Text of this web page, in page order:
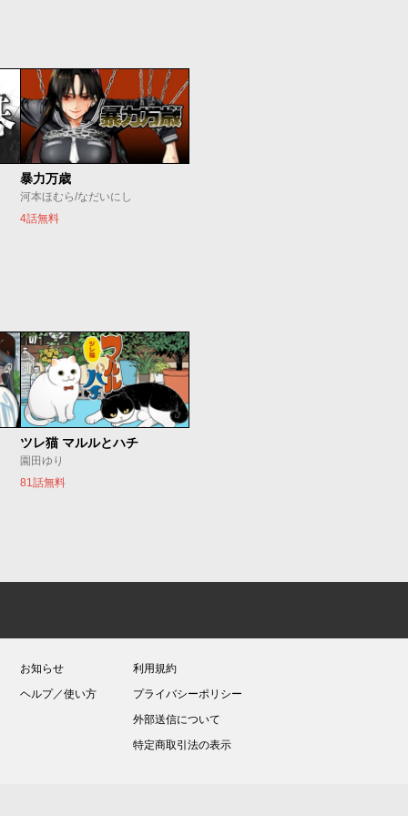
暴力万歳
河本ほむら/なだいにし
4話無料
ツレ猫 マルルとハチ
園田ゆり
81話無料
お知らせ
ヘルプ／使い方
利用規約
プライバシーポリシー
外部送信について
特定商取引法の表示